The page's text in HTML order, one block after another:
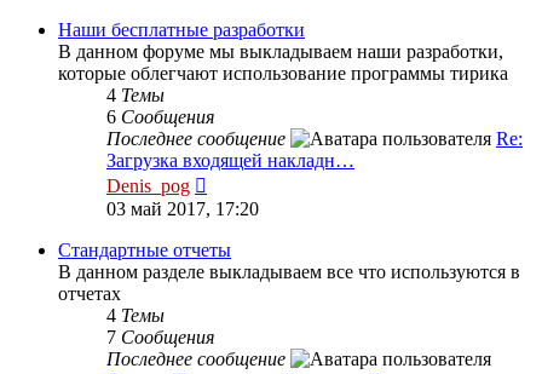
Наши бесплатные разработки
В данном форуме мы выкладываем наши разработки,
которые облегчают использование программы тирика
4 Темы
6 Сообщения
Последнее сообщение
Re:
Загрузка входящей накладн…
Denis_pog
последнему
сообщению
03 май 2017, 17:20
Стандартные отчеты
В данном разделе выкладываем все что используются в
отчетах
4 Темы
7 Сообщения
Последнее сообщение